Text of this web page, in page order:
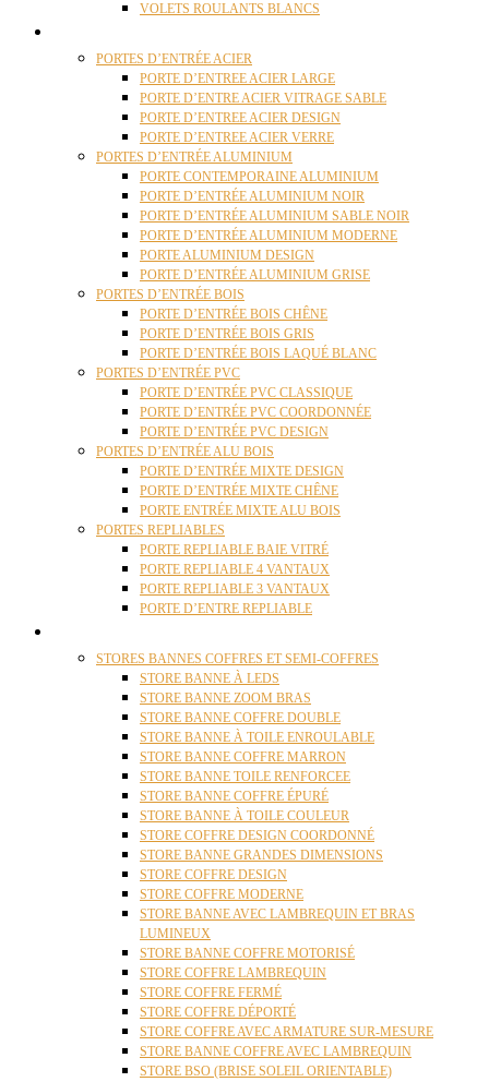
VOLETS ROULANTS BLANCS
PORTES D’ENTRÉE ACIER
PORTE D’ENTREE ACIER LARGE
PORTE D’ENTRE ACIER VITRAGE SABLE
PORTE D’ENTREE ACIER DESIGN
PORTE D’ENTREE ACIER VERRE
PORTES D’ENTRÉE ALUMINIUM
PORTE CONTEMPORAINE ALUMINIUM
PORTE D’ENTRÉE ALUMINIUM NOIR
PORTE D’ENTRÉE ALUMINIUM SABLE NOIR
PORTE D’ENTRÉE ALUMINIUM MODERNE
PORTE ALUMINIUM DESIGN
PORTE D’ENTRÉE ALUMINIUM GRISE
PORTES D’ENTRÉE BOIS
PORTE D’ENTRÉE BOIS CHÊNE
PORTE D’ENTRÉE BOIS GRIS
PORTE D’ENTRÉE BOIS LAQUÉ BLANC
PORTES D’ENTRÉE PVC
PORTE D’ENTRÉE PVC CLASSIQUE
PORTE D’ENTRÉE PVC COORDONNÉE
PORTE D’ENTRÉE PVC DESIGN
PORTES D’ENTRÉE ALU BOIS
PORTE D’ENTRÉE MIXTE DESIGN
PORTE D’ENTRÉE MIXTE CHÊNE
PORTE ENTRÉE MIXTE ALU BOIS
PORTES REPLIABLES
PORTE REPLIABLE BAIE VITRÉ
PORTE REPLIABLE 4 VANTAUX
PORTE REPLIABLE 3 VANTAUX
PORTE D’ENTRE REPLIABLE
STORES BANNES COFFRES ET SEMI-COFFRES
STORE BANNE À LEDS
STORE BANNE ZOOM BRAS
STORE BANNE COFFRE DOUBLE
STORE BANNE À TOILE ENROULABLE
STORE BANNE COFFRE MARRON
STORE BANNE TOILE RENFORCEE
STORE BANNE COFFRE ÉPURÉ
STORE BANNE À TOILE COULEUR
STORE COFFRE DESIGN COORDONNÉ
STORE BANNE GRANDES DIMENSIONS
STORE COFFRE DESIGN
STORE COFFRE MODERNE
STORE BANNE AVEC LAMBREQUIN ET BRAS
LUMINEUX
STORE BANNE COFFRE MOTORISÉ
STORE COFFRE LAMBREQUIN
STORE COFFRE FERMÉ
STORE COFFRE DÉPORTÉ
STORE COFFRE AVEC ARMATURE SUR-MESURE
STORE BANNE COFFRE AVEC LAMBREQUIN
STORE BSO (BRISE SOLEIL ORIENTABLE)